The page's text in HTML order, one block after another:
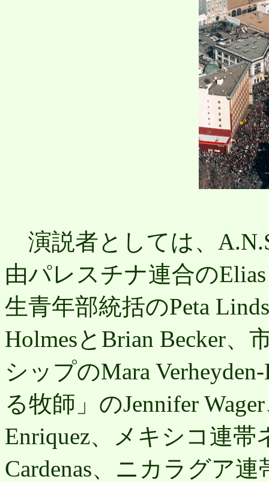
演説者としては、
由パレスチナ連合の
生青年部統括のPeta
HolmesとBrian Becker
シップのMara
る牧師」のJennifer
Enriquez、メキシコ連帯
Cardenas、ニカラグア